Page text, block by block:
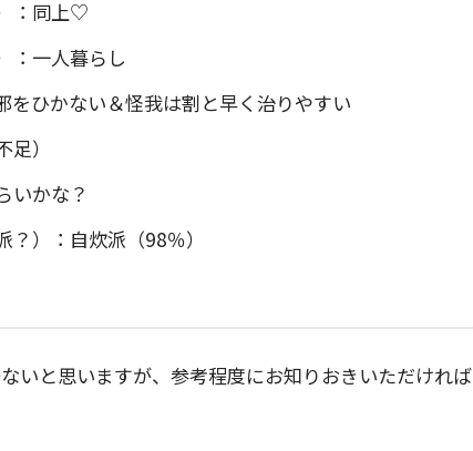
：同上♡
：一人暮らし
をひかない＆怪我は割と早く治りやすい
）
いかな？
）：自炊派（98％）
いと思いますが、参考程度にお知りおきいただければ